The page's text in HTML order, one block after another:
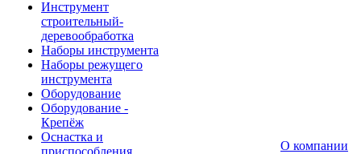
Инструмент
строительный-
деревообработка
Наборы инструмента
Наборы режущего
инструмента
Оборудование
Оборудование -
Крепёж
Оснастка и
приспособления
О компании